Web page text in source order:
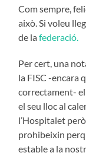
Com sempre,
això. Si voleu
de lafederació.
Per cert, una
la FISC -encara
correctament- el
el seu lloc al
l’Hospitalet
prohibeixin
estable a la